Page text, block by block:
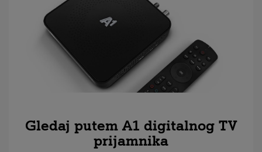
Gledaj putem A1 digitalnog TV
prijamnika